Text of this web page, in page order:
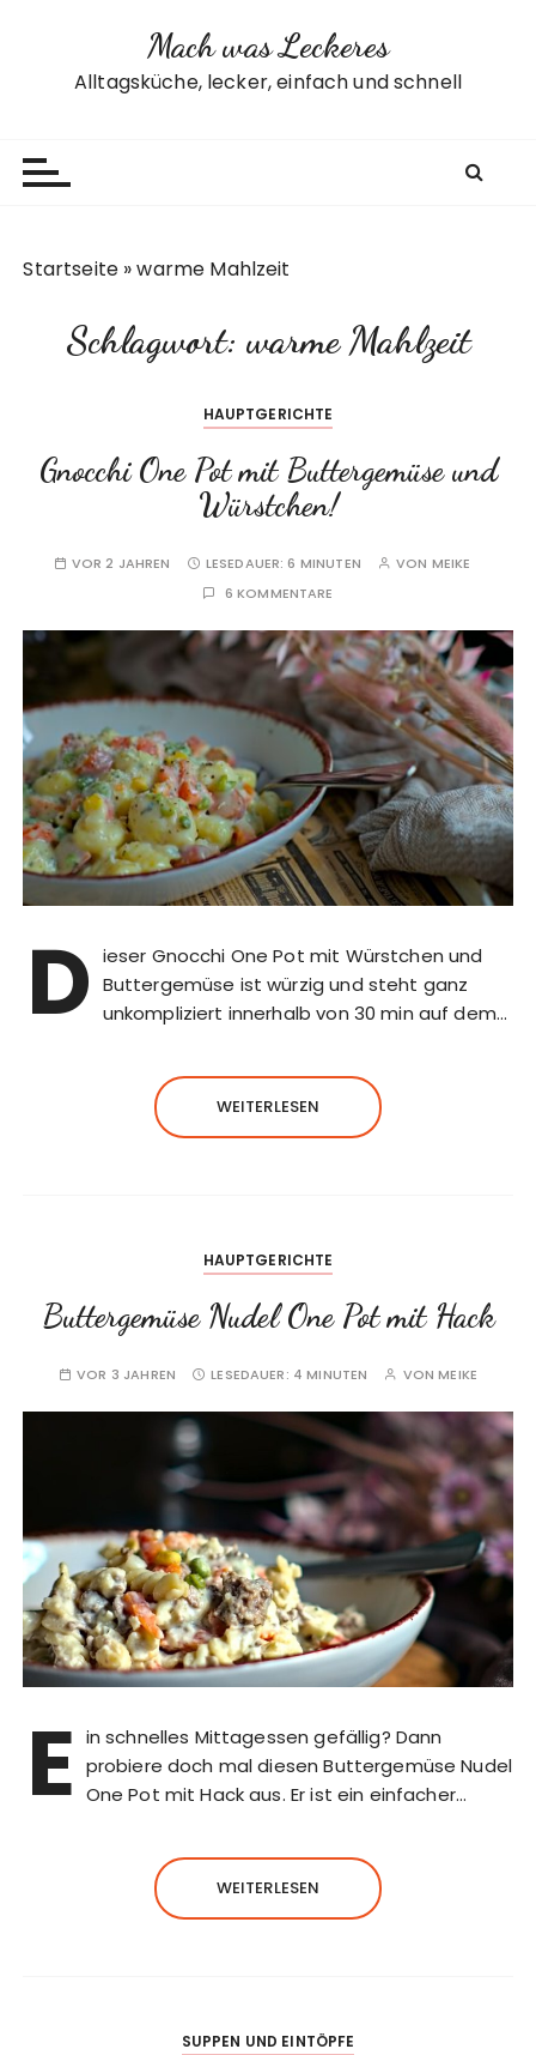
Mach was Leckeres
Alltagsküche, lecker, einfach und schnell
Startseite »warme Mahlzeit
Schlagwort: warme Mahlzeit
HAUPTGERICHTE
Gnocchi One Pot mit Buttergemüse und
Würstchen!
VOR 2 JAHREN LESEDAUER:6 MINUTEN VON MEIKE
6 KOMMENTARE
D ieser Gnocchi One Pot mit Würstchen und
Buttergemüse ist würzig und steht ganz
unkompliziert innerhalb von 30 min auf dem…
WEITERLESEN
HAUPTGERICHTE
Buttergemüse Nudel One Pot mit Hack
VOR 3 JAHREN LESEDAUER: 4 MINUTEN VONMEIKE
E in schnelles Mittagessen gefällig? Dann
probiere doch mal diesen Buttergemüse Nudel
One Pot mit Hack aus. Er ist ein einfacher…
WEITERLESEN
SUPPEN UND EINTÖPFE